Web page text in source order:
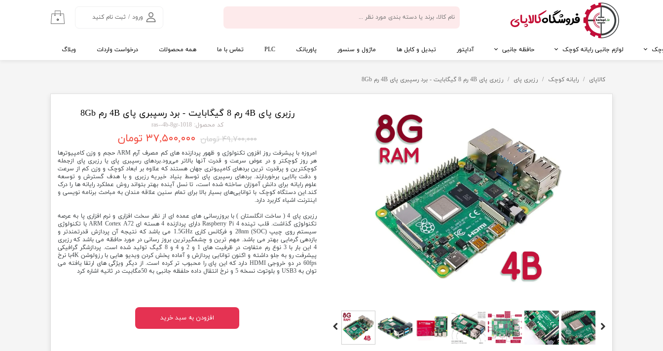
​فروشگاهکالاپای ورود / ثبت نام کنید
تغییر گذر واژه
کاربری
۰
لوازم جانبی رایانه کوچک حافظه جانبی آداپتور تبدیل و کابل ها ماژول و سنسور پاوربانک PLC تماس با ما همه محصولات درخواست واردات وبلاگ
کالاپای رایانه کوچک رزبری پای رزبری پای 4B رم 8 گیگابایت - برد رسپبری پای 4B رم 8Gb
رزبری پای 4B رم 8 گیگابایت - برد رسپبری پای 4B رم 8Gb
کد محصول: 1018-ras--4b-8gr
۴۹,۷۰۰,۰۰۰ تومان ۳۷,۵۰۰,۰۰۰ تومان
امروزه با پیشرفت روز افزون تکنولوژی و ظهور پردازنده های کم مصرف آرم ARM حجم و وزن کامپیوترها
هر روز کوچکتر و در عوض سرعت و قدرت آنها بالاتر می‌رود.بردهای رسپبری پای یا رزبری پای ازجمله
کوچکترین و پرقدرت ترین بردهای کامپیوتری جهان هستند که علاوه بر ابعاد کوچک و وزن کم از سرعت
و دقت بالایی برخوردارند. بردهای رسپبری پای توسط بنیاد خیریه رزبری و با هدف گسترش و توسعه
علوم رایانه برای دانش آموزان ساخته شده است، تا نسل آینده بهتر بتواند روش عملکرد رایانه ها را درک
کند.این دستگاه کوچک با توانایی‌های بسیار بالا برای تمام سنین علاقه مندان به مباحث برنامه نویسی و
اینترنت اشیاء کاربرد دارد.
رزبری پای 4 ( ساخت انگلستان ) با بروزرسانی های عمده ای از نظر سخت افزاری و نرم افزاری پا به عرصه
تکنولوژی گذاشت. قلب تپنده 4 Raspberry Pi دارای پردازنده 4 هسته ای ARM Cortex A72 با تکنولوژی
سیستم روی چیپ (SOC) 28nm و فرکانس کاری 1.5GHz می باشد که نتیجه آن پردازش قدرتمندتر و
بازدهی گرمایی بهتر می باشد. مهم ترین و چشمگیرترین بروز رسانی در مورد حافظه می باشد که رزبری
4 این بار با 3 نوع رم متفاوت در ظرفیت های 1 و 2 و 4 و 8 گیگ تولید شده است. پردازشگر گرافیکی
پیشرفت رو به جلو داشته و اکنون توانایی پردازش و آماده پخش کردن ویدیو هایی با رزولوشن 4Kبا نرخ
60fps در دو خروجی HDMI دارد که این پای را محبوب تر کرده است. از دیگر ویژگی های ارتقا یافته می
توان به USB3 و بلوتوث نسخه 5 و نرخ انتقال داده حلفظه جانبی به 50مگابیت در ثانیه اشاره کرد
افزودن به سبد خرید